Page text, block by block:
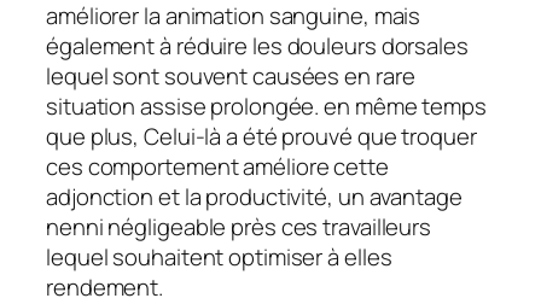
améliorer la animation sanguine, mais
également à réduire les douleurs dorsales
lequel sont souvent causées en rare
situation assise prolongée. en même temps
que plus, Celui-là a été prouvé que troquer
ces comportement améliore cette
adjonction et la productivité, un avantage
nenni négligeable près ces travailleurs
lequel souhaitent optimiser à elles
rendement.